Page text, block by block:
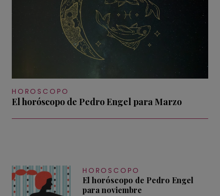
HOROSCOPO
El horóscopo de Pedro Engel para Marzo
HOROSCOPO
El horóscopo de Pedro Engel
para noviembre